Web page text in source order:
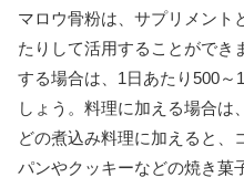
マロウ骨粉は、サプリメント
たりして活用することができ
する場合は、1日あたり500
しょう。料理に加える場合は
どの煮込み料理に加えると、
パンやクッキーなどの焼き菓